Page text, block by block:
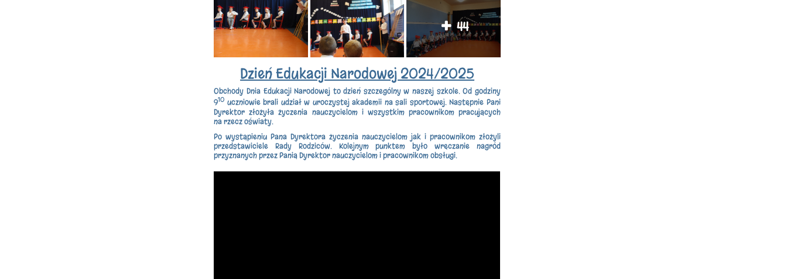
44
Dzień Edukacji Narodowej 2024/2025
Obchody Dnia Edukacji Narodowej to dzień szczególny w naszej szkole. Od godziny
910 uczniowie brali udział w uroczystej akademii na sali sportowej. Następnie Pani
Dyrektor złożyła życzenia nauczycielom i wszystkim pracownikom pracujących
na rzecz oświaty.
Po wystąpieniu Pana Dyrektora życzenia nauczycielom jak i pracownikom złożyli
przedstawiciele Rady Rodziców. Kolejnym punktem było wręczanie nagród
przyznanych przez Panią Dyrektor nauczycielom i pracownikom obsługi.